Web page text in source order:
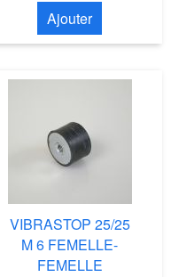
Ajouter
VIBRASTOP 25/25
M 6 FEMELLE-
FEMELLE